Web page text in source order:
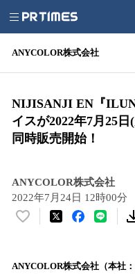
ANYCOLOR株式会社
NIJISANJI EN『
イスが2022年7月25
同時販売開始！
ANYCOLOR株式会社
2022年7月24日 12時00分
い
！
ANYCOLOR株式会社（本社